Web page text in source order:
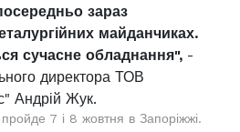
зараз
майданчиках.
сучасне обладнання", -
директора ТОВ
Андрій Жук.
7 і 8 жовтня в Запоріжжі.